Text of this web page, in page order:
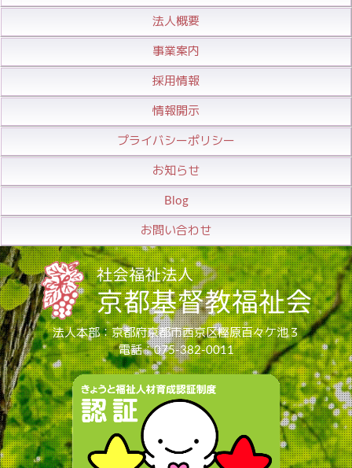
法人概要
事業案内
採用情報
情報開示
プライバシーポリシー
お知らせ
Blog
お問い合わせ
法人本部：京都府京都市西京区樫原百々ケ池３
電話：075-382-0011